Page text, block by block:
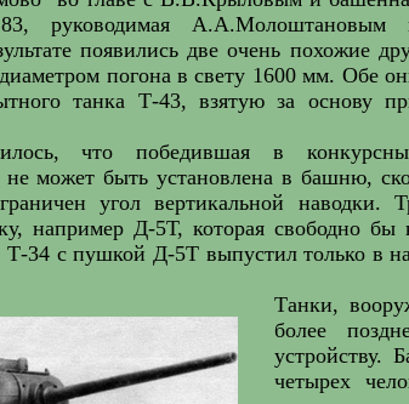
руководимая А.А.Молоштановым
появились две очень похожие
погона в свету 1600 мм. Обе
танка Т-43, взятую за основу
что победившая в
может быть установлена в башню,
угол вертикальной наводки.
например Д-5Т, которая свободно
34 с пушкой Д-5Т выпустил только в
Танки,
более
устройству.
четырех